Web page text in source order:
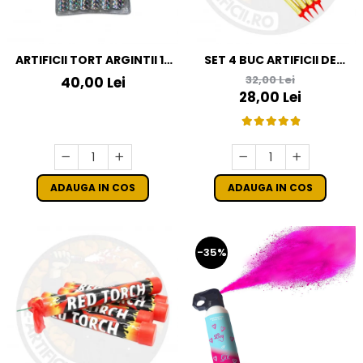
ARTIFICII TORT ARGINTII 12
CM / 12 BUC
40,00 Lei
ADAUGA IN COS
SET 4 BUC ARTIFICII DE
TORT 30 CM - 120 SECUNDE
32,00 Lei
28,00 Lei
ADAUGA IN COS
-35%